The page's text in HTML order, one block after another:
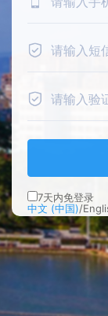
7天内免登录
中文 (中国)/